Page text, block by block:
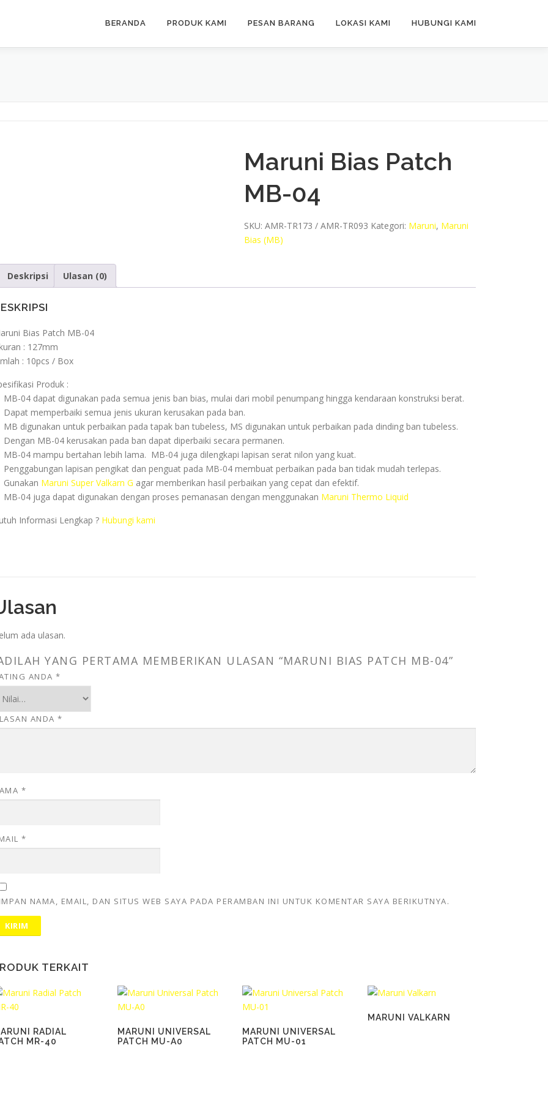
BERANDA PRODUK KAMI PESAN BARANG LOKASI KAMI HUBUNGI KAMI
Maruni Bias Patch
MB-04
SKU: AMR-TR173 / AMR-TR093 Kategori: Maruni, Maruni
Bias (MB)
Deskripsi Ulasan (0)
Bias Patch MB-04
: 127mm
: 10pcs / Box
Produk :
MB-04 dapat digunakan pada semua jenis ban bias, mulai dari mobil penumpang hingga kendaraan konstruksi berat.
Dapat memperbaiki semua jenis ukuran kerusakan pada ban.
MB digunakan untuk perbaikan pada tapak ban tubeless, MS digunakan untuk perbaikan pada dinding ban tubeless.
Dengan MB-04 kerusakan pada ban dapat diperbaiki secara permanen.
MB-04 mampu bertahan lebih lama. MB-04 juga dilengkapi lapisan serat nilon yang kuat.
Penggabungan lapisan pengikat dan penguat pada MB-04 membuat perbaikan pada ban tidak mudah terlepas.
Gunakan Maruni Super Valkarn G agar memberikan hasil perbaikan yang cepat dan efektif.
MB-04 juga dapat digunakan dengan proses pemanasan dengan menggunakan Maruni Thermo Liquid
Informasi Lengkap ? Hubungi kami
ada ulasan.
YANG PERTAMA MEMBERIKAN ULASAN “MARUNI BIAS PATCH MB-04”
ANDA *
ANDA *
*
*
NAMA, EMAIL, DAN SITUS WEB SAYA PADA PERAMBAN INI UNTUK KOMENTAR SAYA BERIKUTNYA.
TERKAIT
RADIAL
MR-40
MARUNI UNIVERSAL
PATCH MU-A0
MARUNI UNIVERSAL
PATCH MU-01
MARUNI VALKARN